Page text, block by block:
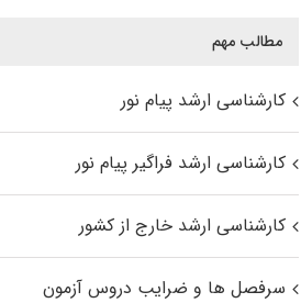
مطالب مهم
کارشناسی ارشد پیام نور
کارشناسی ارشد فراگیر پیام نور
کارشناسی ارشد خارج از کشور
سرفصل ها و ضرایب دروس آزمون